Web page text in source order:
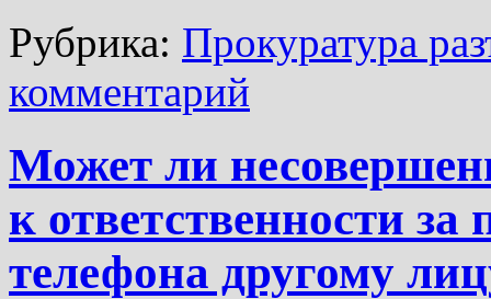
Рубрика: Прокуратура
комментарий
Может ли
к ответственности за
телефона другому